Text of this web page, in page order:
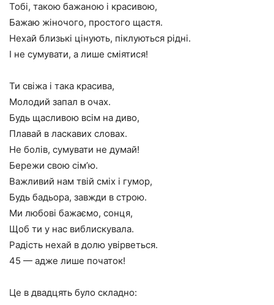
Тобі, такою бажаною і красивою,
Бажаю жіночого, простого щастя.
Нехай близькі цінують, піклуються рідні.
І не сумувати, а лише сміятися!
Ти свіжа і така красива,
Молодий запал в очах.
Будь щасливою всім на диво,
Плавай в ласкавих словах.
Не болів, сумувати не думай!
Бережи свою сім’ю.
Важливий нам твій сміх і гумор,
Будь бадьора, завжди в строю.
Ми любові бажаємо, сонця,
Щоб ти у нас виблискувала.
Радість нехай в долю увірветься.
45 — адже лише початок!
Це в двадцять було складно: